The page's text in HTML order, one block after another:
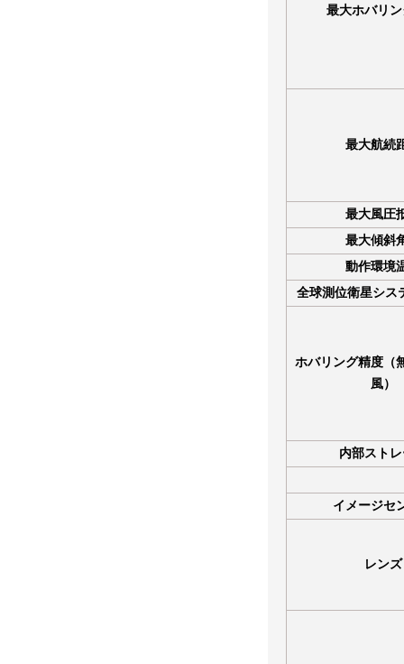
最大ホバリ
最大航続
最大風圧
最大傾斜
動作環境
全球測位衛星シス
ホバリング精度（
風）
内部スト
イメージセ
レンズ